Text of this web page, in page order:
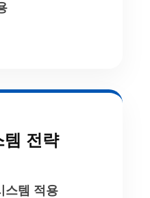
템 전략
스템 적용